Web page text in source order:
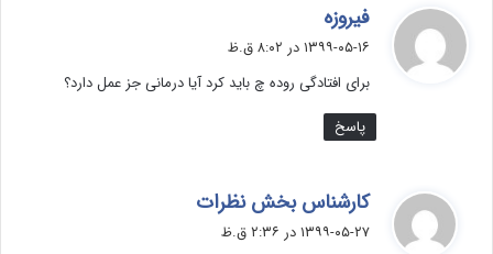
فیروزه
ف
:
۱۳۹۹-۰۵-۱۶ در ۸:۰۲ ق.ظ
برای افتادگی روده چ باید کرد آیا درمانی جز عمل دارد؟
پاسخ
کارشناس بخش نظرات
۱۳۹۹-۰۵-۲۷ در ۲:۳۶ ق.ظ